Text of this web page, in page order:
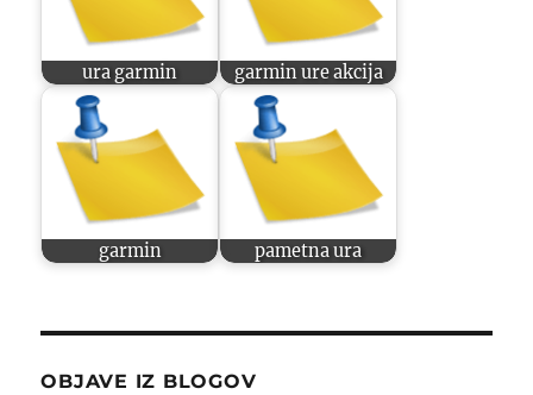
ura garmin garmin ure akcija
garmin pametna ura
OBJAVE IZ BLOGOV